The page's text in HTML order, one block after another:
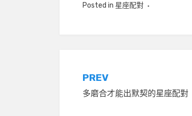
Posted in 星座配對
文
章
PREV
多磨合才能出默契的星座配對